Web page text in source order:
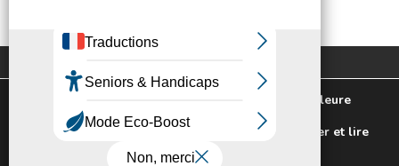
J'ai pris connaissance de la politique de
confidentialité.Contactez-nous
Plan du site
Mentions légales
Politique de confidentialité
Nous utilisons des cookies pour vous offrir la meilleure
expérience sur notre site.
Pour connaitre les cookies utilisés ou les désactiver et lire
notre politique de confidentialité,